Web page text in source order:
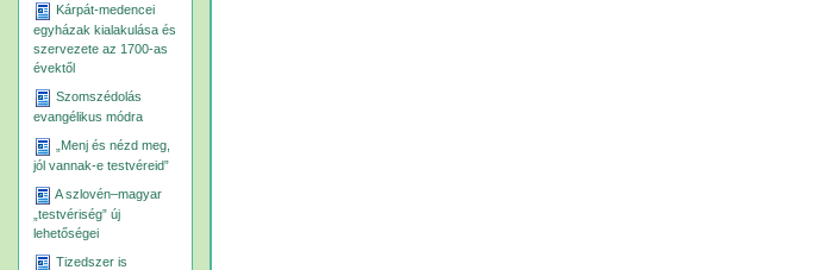
Kárpát-medencei
egyházak kialakulása és
szervezete az 1700-as
évektől
Szomszédolás
evangélikus módra
„Menj és nézd meg,
jól vannak-e testvéreid”
A szlovén–magyar
„testvériség” új
lehetőségei
Tizedszer is